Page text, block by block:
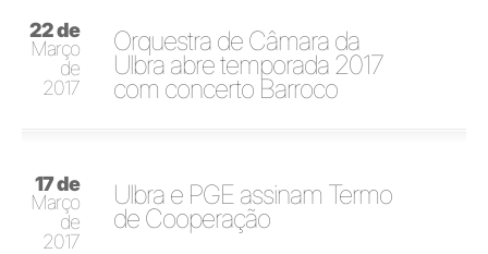
22 de
Março
de
2017
Orquestra de Câmara da
Ulbra abre temporada 2017
com concerto Barroco
17 de
Março
de
2017
Ulbra e PGE assinam Termo
de Cooperação